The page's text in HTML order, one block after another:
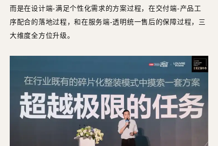
而是在设计端-满足个性化需求的方案过程，在交付端-产品工
序配合的落地过程，和在服务端-透明统一售后的保障过程，三
大维度全方位升级。